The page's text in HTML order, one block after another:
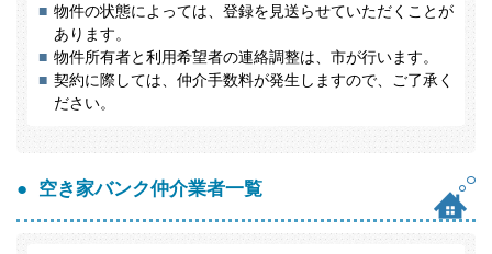
物件の状態によっては、登録を見送らせていただくことが
あります。
物件所有者と利用希望者の連絡調整は、市が行います。
契約に際しては、仲介手数料が発生しますので、ご了承く
ださい。
空き家バンク仲介業者一覧